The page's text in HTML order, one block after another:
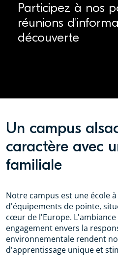
Participez à nos
réunions
découverte
Un campus
caractère avec
familiale
Notre campus est une école
d'équipements de pointe,
cœur de l'Europe.
engagement envers la
environnementale rendent
d'apprentissage unique et